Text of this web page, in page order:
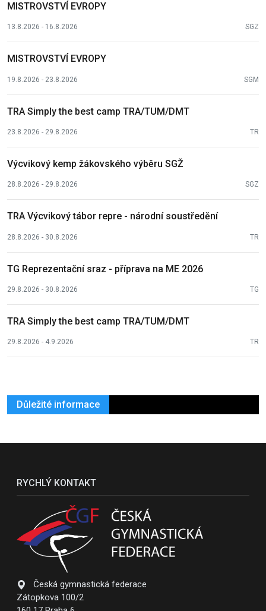
MISTROVSTVÍ EVROPY
13.8.2026 - 16.8.2026 SGZ
MISTROVSTVÍ EVROPY
19.8.2026 - 23.8.2026 SGM
TRA Simply the best camp TRA/TUM/DMT
23.8.2026 - 29.8.2026 TR
Výcvikový kemp žákovského výběru SGŽ
28.8.2026 - 29.8.2026 SGZ
TRA Výcvikový tábor repre - národní soustředění
28.8.2026 - 30.8.2026 TR
TG Reprezentační sraz - příprava na ME 2026
29.8.2026 - 30.8.2026 TG
TRA Simply the best camp TRA/TUM/DMT
29.8.2026 - 4.9.2026 TR
Důležité informace
RYCHLÝ KONTAKT
Česká gymnastická federace
Zátopkova 100/2